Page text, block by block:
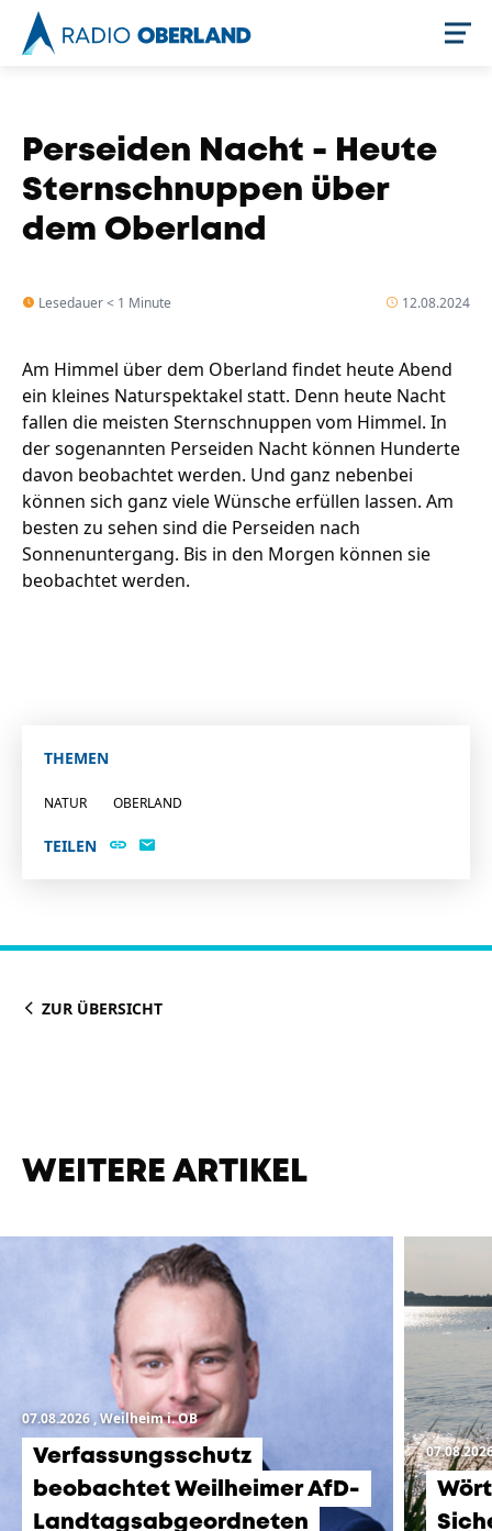
Newsreader
Stellenangebote
Amphibienschutz
Service
Nachgehört
Podcast
Zeit fürs Oberland
Perseiden Nacht - Heute
Sternschnuppen über
dem Oberland
Lesedauer < 1 Minute 12.08.2024
Am Himmel über dem Oberland findet heute Abend
ein kleines Naturspektakel statt. Denn heute Nacht
fallen die meisten Sternschnuppen vom Himmel. In
der sogenannten Perseiden Nacht können Hunderte
davon beobachtet werden. Und ganz nebenbei
können sich ganz viele Wünsche erfüllen lassen. Am
besten zu sehen sind die Perseiden nach
Sonnenuntergang. Bis in den Morgen können sie
beobachtet werden.
THEMEN
NATUR OBERLAND
TEILEN
ZUR ÜBERSICHT
WEITERE ARTIKEL
07.08.2026, Weilheim i. OB
Verfassungsschutz
beobachtet Weilheimer AfD-
Landtagsabgeordneten